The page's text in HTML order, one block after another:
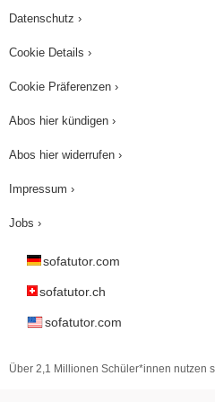
Achse S
tatsächlich nur zwei
wenn du das Ganze jetzt
würdest, wären die
Ebene. Und im Folgenden
wie du diese
Datenschutz ›
Cookie Details ›
Cookie Präferenzen ›
Abos hier kündigen ›
Abos hier widerrufen ›
Impressum ›
Jobs ›
sofatutor.com
sofatutor.ch
sofatutor.com
Über 2,1 Millionen Schüler*innen nutzen